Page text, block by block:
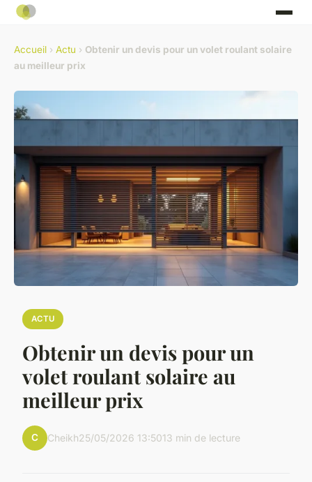
Accueil › Actu › Obtenir un devis pour un volet roulant solaire
au meilleur prix
ACTU
Obtenir un devis pour un
volet roulant solaire au
meilleur prix
C Cheikh25/05/2026 13:5013 min de lecture